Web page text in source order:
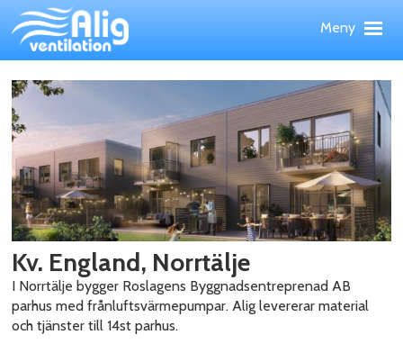
Hoppa
till
huvudinnehållet
Meny
TJÄNSTER
REFERENSOBJEKT
WEBBSHOP
NYHETER
OM ALIG
KONTAKT
Kv. England, Norrtälje
I Norrtälje bygger Roslagens Byggnadsentreprenad AB
parhus med frånluftsvärmepumpar. Alig levererar material
och tjänster till 14st parhus.